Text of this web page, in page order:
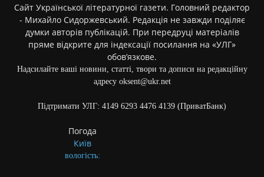
Сайт Української літературної газети. Головний редактор
- Михайло Сидоржевський. Редакція не завжди поділяє
думки авторів публікацій. При передруці матеріалів
пряме відкрите для індексації посилання на «УЛГ»
обов’язкове.
Надсилайте ваші новини, статті, твори та дописи на редакційну
адресу oksent@ukr.net
Підтримати УЛГ: 4149 6293 4476 4139 (ПриватБанк)
Погода
Київ
вологість: